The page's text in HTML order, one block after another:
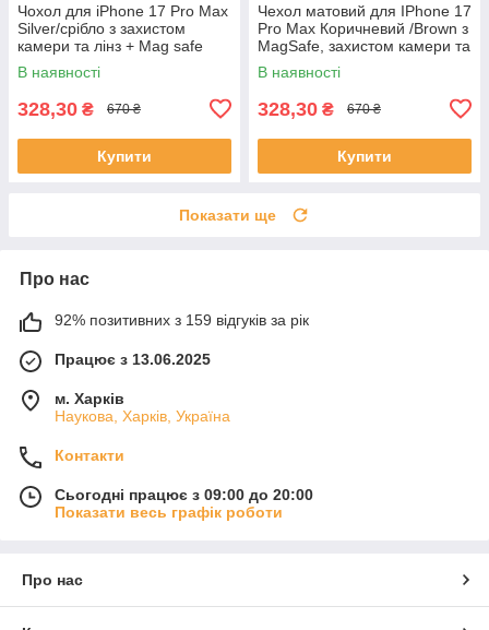
Чохол для iPhone 17 Pro Max
Silver/срібло з захистом
камери та лінз + Mag safe
В наявності
328,30 ₴ 670 ₴
Купити
Чехол матовий для IPhone 17
Pro Max Коричневий /Brown з
MagSafe, захистом камери та
лінз
В наявності
328,30 ₴ 670 ₴
Купити
Показати ще
Про нас
92% позитивних з 159 відгуків за рік
Працює з 13.06.2025
м. Харків
Наукова, Харків, Україна
Контакти
Сьогодні працює з 09:00 до 20:00
Показати весь графік роботи
Про нас